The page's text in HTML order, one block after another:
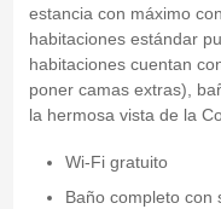
estancia con máximo
habitaciones estándar
habitaciones cuentan
poner camas extras),
la hermosa vista de la
Wi-Fi gratuito
Baño completo con